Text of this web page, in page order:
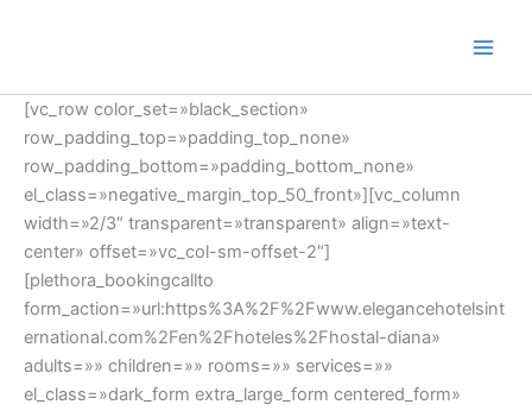
[vc_row color_set=»black_section»
row_padding_top=»padding_top_none»
row_padding_bottom=»padding_bottom_none»
el_class=»negative_margin_top_50_front»][vc_column
width=»2/3″ transparent=»transparent» align=»text-
center» offset=»vc_col-sm-offset-2″]
[plethora_bookingcallto
form_action=»url:https%3A%2F%2Fwww.elegancehotelsint
ernational.com%2Fen%2Fhoteles%2Fhostal-diana»
adults=»» children=»» rooms=»» services=»»
el_class=»dark_form extra_large_form centered_form»